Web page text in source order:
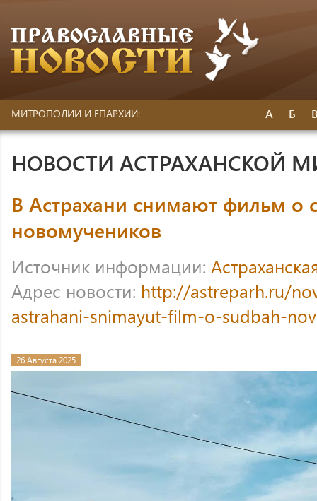
МИТРОПОЛИИ И ЕПАРХИИ: А Б
НОВОСТИ АСТРАХАНСКОЙ
В Астрахани снимают фильм о
новомучеников
Источник информации:
Адрес новости: http://astreparh.ru/
astrahani-snimayut-film-o-sudbah-
26 Августа 2025